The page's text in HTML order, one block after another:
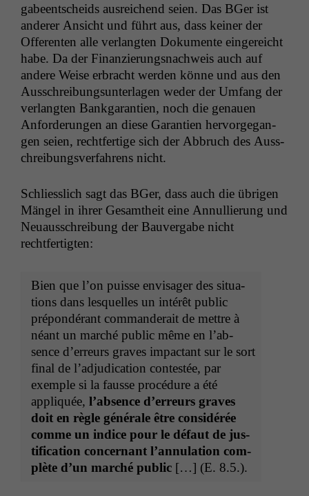
gabeentschei­ds aus­re­ichend seien. Das BGer ist
ander­er Ansicht und führt aus, dass kein­er der
Offer­enten alle ver­langten Doku­mente ein­gere­icht
habe. Da der Finanzierungsnach­weis auch auf
andere Weise erbracht wer­den könne und aus den
Auss­chrei­bung­sun­ter­la­gen wed­er der Umfang der
ver­langten Bankgarantien, noch die genauen
Anforderun­gen an diese Garantien her­vorge­gan­
gen seien, recht­fer­tige sich der Abbruch des Auss­
chrei­bungsver­fahrens nicht.
Schliesslich sagt das BGer, dass auch die übri­gen
Män­gel in ihrer Gesamtheit eine Annul­lierung und
Neuauss­chrei­bung der Bau­ver­gabe nicht
rechtfertigten:
Bien que l’on puisse envis­ager des sit­u­a­
tions dans lesquelles un intérêt pub­lic
prépondérant com­man­derait de met­tre à
néant un marché pub­lic même en l’ab­
sence d’er­reurs graves impac­tant sur le sort
final de l’ad­ju­di­ca­tion con­testée, par
exem­ple si la fausse procé­dure a été
appliquée, l’ab­sence d’er­reurs graves
doit en règle générale être con­sid­érée
comme un indice pour le défaut de jus­
ti­fi­ca­tion con­cer­nant l’an­nu­la­tion com­
plète d’un marché pub­lic […] (E. 8.5.).